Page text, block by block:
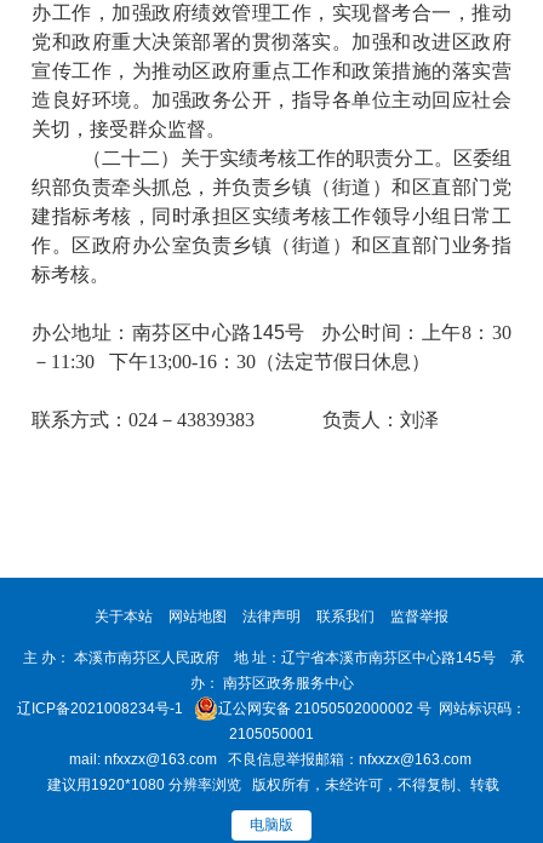
办工作，加强政府绩效管理工作，实现督考合一，推动
党和政府重大决策部署的贯彻落实。加强和改进区政府
宣传工作，为推动区政府重点工作和政策措施的落实营
造良好环境。加强政务公开，指导各单位主动回应社会
关切，接受群众监督。
（二十二）关于实绩考核工作的职责分工。区委组
织部负责牵头抓总，并负责乡镇（街道）和区直部门党
建指标考核，同时承担区实绩考核工作领导小组日常工
作。区政府办公室负责乡镇（街道）和区直部门业务指
标考核。
办公地址：南芬区中心路145号 办公时间： 上午8：30
－11:30下午13;00-16：30 （法定节假日休息）
联系方式：024－43839383 负责人：刘泽
关于本站 网站地图 法律声明 联系我们 监督举报
主 办： 本溪市南芬区人民政府 地 址：辽宁省本溪市南芬区中心路145号 承
办： 南芬区政务服务中心
辽ICP备2021008234号-1
辽公网安备 21050502000002 号 网站标识码：
2105050001
mail: nfxxzx@163.com 不良信息举报邮箱：nfxxzx@163.com
建议用1920*1080 分辨率浏览 版权所有，未经许可，不得复制、转载
电脑版